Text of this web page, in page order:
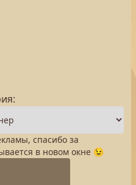
спасибо за
в новом окне 😉